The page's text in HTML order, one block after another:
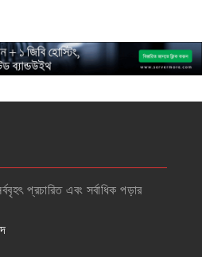
প্রচারিত এবং সর্বাধিক পড়ার